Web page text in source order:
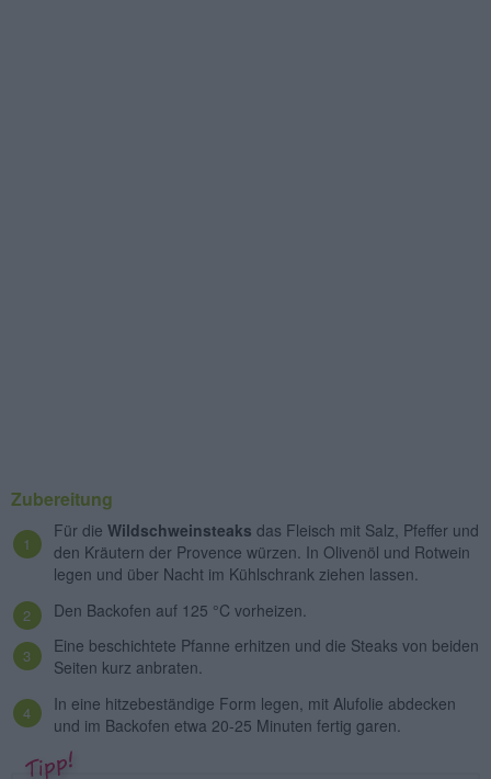
Zubereitung
Für die Wildschweinsteaks das Fleisch mit Salz, Pfeffer und
den Kräutern der Provence würzen. In Olivenöl und Rotwein
legen und über Nacht im Kühlschrank ziehen lassen.
Den Backofen auf 125 °C vorheizen.
Eine beschichtete Pfanne erhitzen und die Steaks von beiden
Seiten kurz anbraten.
In eine hitzebeständige Form legen, mit Alufolie abdecken
und im Backofen etwa 20-25 Minuten fertig garen.